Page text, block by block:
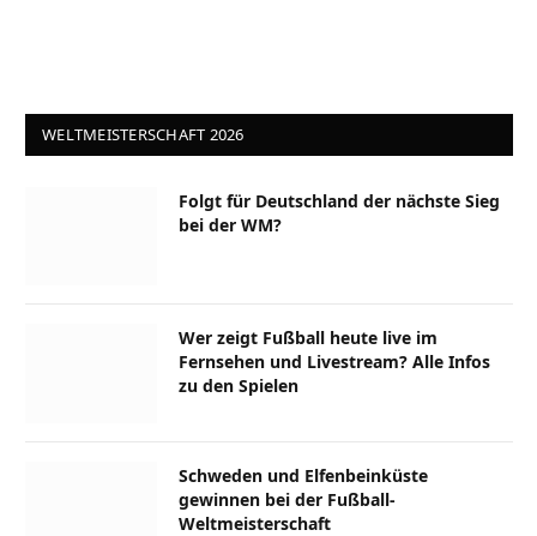
WELTMEISTERSCHAFT 2026
Folgt für Deutschland der nächste Sieg
bei der WM?
Wer zeigt Fußball heute live im
Fernsehen und Livestream? Alle Infos
zu den Spielen
Schweden und Elfenbeinküste
gewinnen bei der Fußball-
Weltmeisterschaft